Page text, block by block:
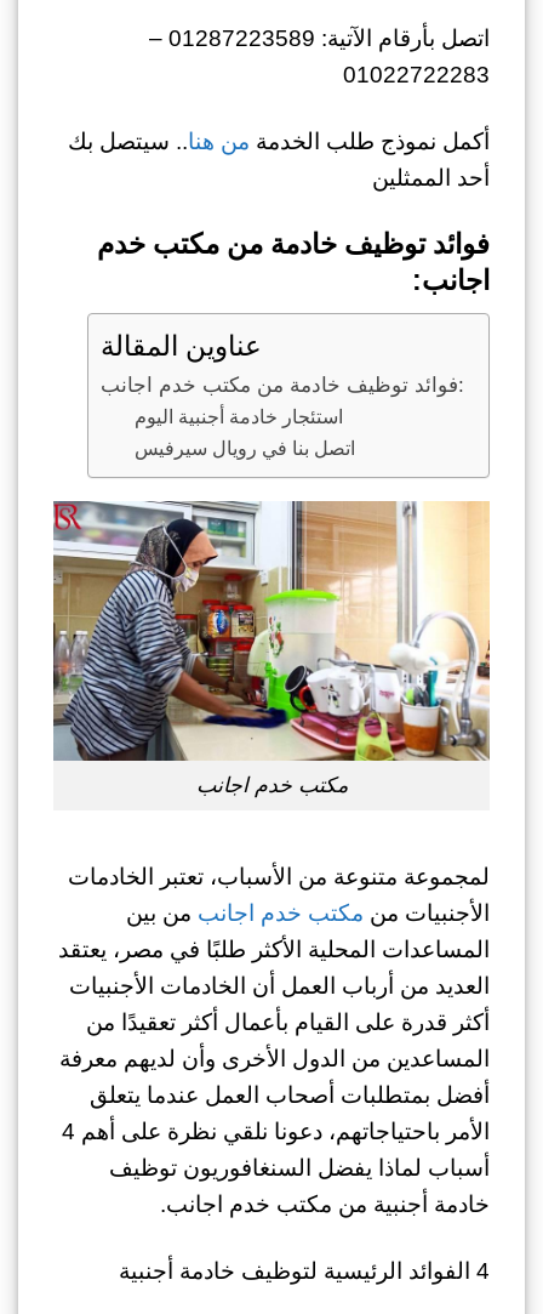
اتصل بأرقام الآتية: 01287223589 –
01022722283
أكمل نموذج طلب الخدمة من هنا.. سيتصل بك
أحد الممثلين
فوائد توظيف خادمة من مكتب خدم
اجانب:
عناوين المقالة
فوائد توظيف خادمة من مكتب خدم اجانب:
استئجار خادمة أجنبية اليوم
اتصل بنا في رويال سيرفيس
مكتب خدم اجانب
لمجموعة متنوعة من الأسباب، تعتبر الخادمات
الأجنبيات من مكتب خدم اجانب من بين
المساعدات المحلية الأكثر طلبًا في مصر، يعتقد
العديد من أرباب العمل أن الخادمات الأجنبيات
أكثر قدرة على القيام بأعمال أكثر تعقيدًا من
المساعدين من الدول الأخرى وأن لديهم معرفة
أفضل بمتطلبات أصحاب العمل عندما يتعلق
الأمر باحتياجاتهم، دعونا نلقي نظرة على أهم 4
أسباب لماذا يفضل السنغافوريون توظيف
خادمة أجنبية من مكتب خدم اجانب.
4 الفوائد الرئيسية لتوظيف خادمة أجنبية